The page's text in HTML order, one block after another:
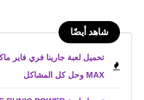
شاهد أيضًا
MAX‏ وحل كل المشاكل